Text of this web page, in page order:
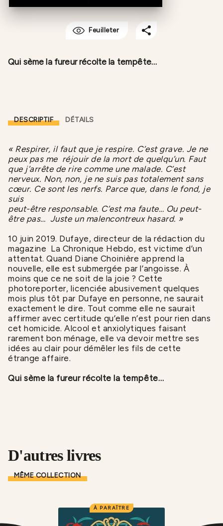
Feuilleter
Qui sème la fureur récolte la tempête…
DESCRIPTIF DÉTAILS
« Respirer, il faut que je respire. C’est grave. Je ne
peux pas me réjouir de la mort de quelqu’un. Faut
que j’arrête de rire comme une malade. C’est
nerveux. Non, non, je ne suis pas totalement sans
cœur. Ce sont les nerfs. Parce que, dans le fond, je
suis
peut-être responsable. C’est ma faute… Ou peut-
être pas… Juste un malencontreux hasard. »
10 juin 2019. Dufaye, directeur de la rédaction du
magazine La Chronique Hebdo, est victime d’un
attentat. Quand Diane Choinière apprend la
nouvelle, elle est submergée par l’angoisse. À
moins que ce ne soit de la joie ? Cette
photoreporter, licenciée abusivement quelques
mois plus tôt par Dufaye en personne, ne saurait
exactement le dire. Tout comme elle ne saurait
affirmer avec certitude qu’elle n’est pour rien dans
cet homicide. Alcool et anxiolytiques faisant
rarement bon ménage, elle va devoir mettre ses
idées au clair pour démêler les fils de cette
étrange affaire.
Qui sème la fureur récolte la tempête…
D'autres livres
MÊME COLLECTION
À PARAÎTRE